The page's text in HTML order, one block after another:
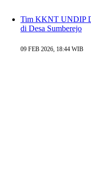
Tim KKNT UNDIP
di Desa Sumberejo
09 FEB 2026, 18:44 WIB